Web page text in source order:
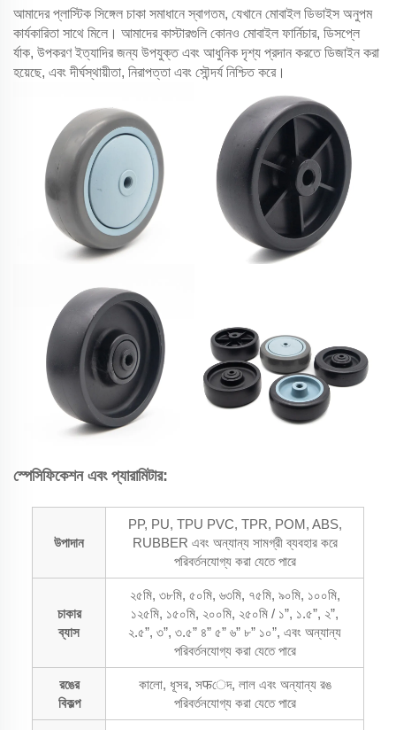
আমাদের প্লাস্টিক সিঙ্গেল চাকা সমাধানে স্বাগতম, যেখানে মোবাইল ডিভাইস অনুপম
কার্যকারিতা সাথে মিলে। আমাদের কাস্টারগুলি কোনও মোবাইল ফার্নিচার, ডিসপ্লে
র্যাক, উপকরণ ইত্যাদির জন্য উপযুক্ত এবং আধুনিক দৃশ্য প্রদান করতে ডিজাইন করা
হয়েছে, এবং দীর্ঘস্থায়ীতা, নিরাপত্তা এবং সৌন্দর্য নিশ্চিত করে।
স্পেসিফিকেশন এবং প্যারামিটার:
উপাদান
PP, PU, TPU PVC, TPR, POM, ABS,
RUBBER এবং অন্যান্য সামগ্রী ব্যবহার করে
পরিবর্তনযোগ্য করা যেতে পারে
চাকার
ব্যাস
২৫মি, ৩৮মি, ৫০মি, ৬৩মি, ৭৫মি, ৯০মি, ১০০মি,
১২৫মি, ১৫০মি, ২০০মি, ২৫০মি / ১”, ১.৫”, ২”,
২.৫”, ৩”, ৩.৫” ৪” ৫” ৬” ৮” ১০”, এবং অন্যান্য
পরিবর্তনযোগ্য করা যেতে পারে
রঙের
বিকল্প
কালো, ধূসর, সफেদ, লাল এবং অন্যান্য রঙ
পরিবর্তনযোগ্য করা যেতে পারে